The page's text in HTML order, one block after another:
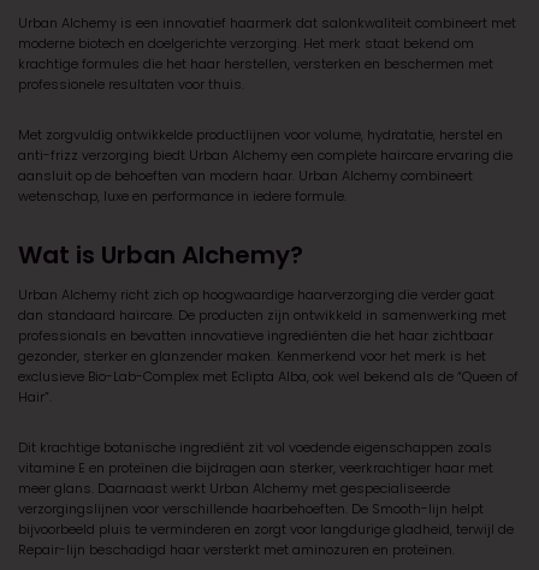
Urban Alchemy is een innovatief haarmerk dat salonkwaliteit combineert met
moderne biotech en doelgerichte verzorging. Het merk staat bekend om
krachtige formules die het haar herstellen, versterken en beschermen met
professionele resultaten voor thuis.
Met zorgvuldig ontwikkelde productlijnen voor volume, hydratatie, herstel en
anti-frizz verzorging biedt Urban Alchemyeen complete haircare ervaring die
aansluit op de behoeften van modern haar. Urban Alchemycombineert
wetenschap, luxe en performance in iedere formule.
Wat is Urban Alchemy?
Urban Alchemy richt zich op hoogwaardige haarverzorging die verder gaat
dan standaard haircare. De producten zijn ontwikkeld in samenwerking met
professionals en bevatten innovatieve ingrediënten die het haar zichtbaar
gezonder, sterker en glanzender maken. Kenmerkend voor het merk is het
exclusieve Bio-Lab-Complex met Eclipta Alba, ook wel bekend als de “Queen of
Hair”.
Dit krachtige botanische ingrediënt zit vol voedende eigenschappen zoals
vitamine E en proteïnen die bijdragen aan sterker, veerkrachtiger haar met
meer glans. Daarnaast werkt Urban Alchemy met gespecialiseerde
verzorgingslijnen voor verschillende haarbehoeften. De Smooth-lijn helpt
bijvoorbeeld pluis te verminderen en zorgt voor langdurige gladheid, terwijl de
Repair-lijn beschadigd haar versterkt met aminozuren en proteïnen.